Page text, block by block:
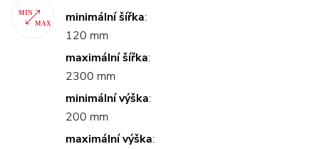
minimální šířka:
120 mm
maximální šířka:
2300 mm
minimální výška:
200 mm
maximální výška: